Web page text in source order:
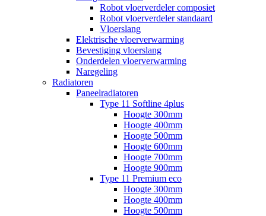
Robot vloerverdeler composiet
Robot vloerverdeler standaard
Vloerslang
Elektrische vloerverwarming
Bevestiging vloerslang
Onderdelen vloerverwarming
Naregeling
Radiatoren
Paneelradiatoren
Type 11 Softline 4plus
Hoogte 300mm
Hoogte 400mm
Hoogte 500mm
Hoogte 600mm
Hoogte 700mm
Hoogte 900mm
Type 11 Premium eco
Hoogte 300mm
Hoogte 400mm
Hoogte 500mm